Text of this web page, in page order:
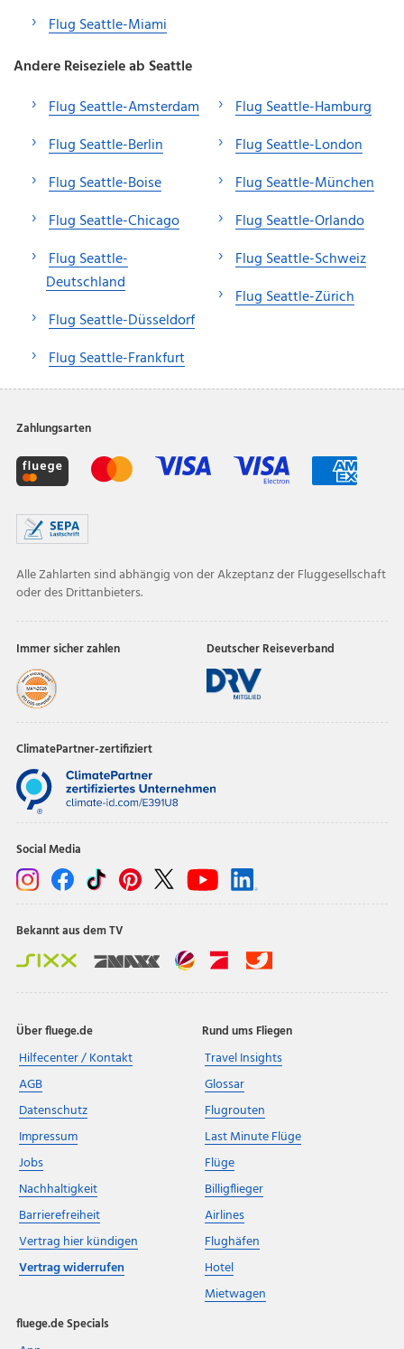
Flug Seattle-Miami
Andere Reiseziele ab Seattle
Flug Seattle-Amsterdam
Flug Seattle-Berlin
Flug Seattle-Boise
Flug Seattle-Chicago
Flug Seattle-
Deutschland
Flug Seattle-Düsseldorf
Flug Seattle-Frankfurt
Flug Seattle-Hamburg
Flug Seattle-London
Flug Seattle-München
Flug Seattle-Orlando
Flug Seattle-Schweiz
Flug Seattle-Zürich